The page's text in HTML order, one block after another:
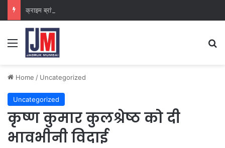
क्राइम ब्रांच कक्ष-2
Home / Uncategorized
Uncategorized
कृष्ण कुमार कुलश्रेष्ठ को दी
भावभीनी विदाई